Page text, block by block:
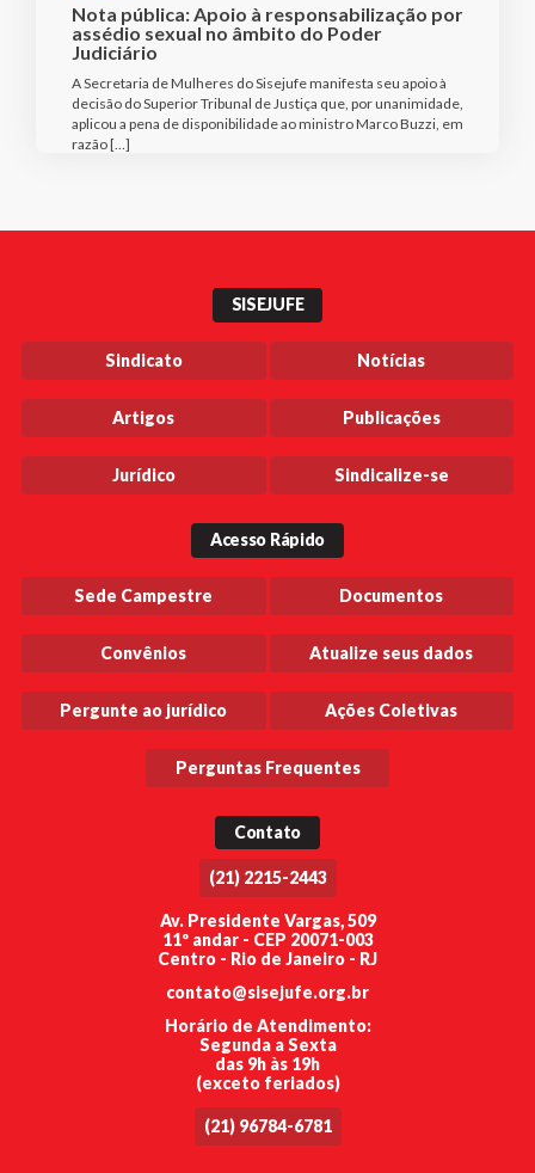
Nota pública: Apoio à responsabilização por
assédio sexual no âmbito do Poder
Judiciário
A Secretaria de Mulheres do Sisejufe manifesta seu apoio à
decisão do Superior Tribunal de Justiça que, por unanimidade,
aplicou a pena de disponibilidade ao ministro Marco Buzzi, em
razão […]
SISEJUFE
Sindicato Notícias
Artigos Publicações
Jurídico Sindicalize-se
Acesso Rápido
Sede Campestre Documentos
Convênios Atualize seus dados
Pergunte ao jurídico Ações Coletivas
Perguntas Frequentes
Contato
(21) 2215-2443
Av. Presidente Vargas, 509
11º andar - CEP 20071-003
Centro - Rio de Janeiro - RJ
contato@sisejufe.org.br
Horário de Atendimento:
Segunda a Sexta
das 9h às 19h
(exceto feriados)
(21) 96784-6781